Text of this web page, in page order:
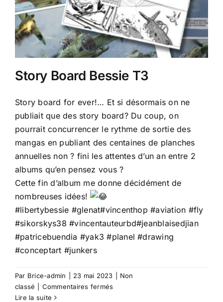
Story Board Bessie T3
Story board for ever!… Et si désormais on ne
publiait que des story board? Du coup, on
pourrait concurrencer le rythme de sortie des
mangas en publiant des centaines de planches
annuelles non ? fini les attentes d’un an entre 2
albums qu’en pensez vous ?
Cette fin d’album me donne décidément de
nombreuses idées!
#libertybessie #glenat#vincenthop#aviation #fly
#sikorskys38 #vincentauteurbd#jeanblaisedjian
#patricebuendia #yak3 #planel #drawing
#conceptart #junkers
Par Brice-admin 23 mai 2023
Non
classé
Commentaires ferméssur
Lire la suite